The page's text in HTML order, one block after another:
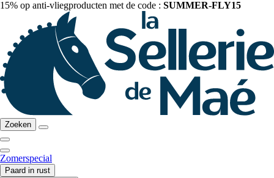
15% op anti-vliegproducten met de code : SUMMER-FLY15
Zoeken
Zomerspecial
Paard in rust